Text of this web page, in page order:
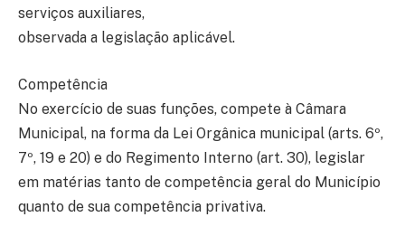
serviços auxiliares,
observada a legislação aplicável.
Competência
No exercício de suas funções, compete à Câmara
Municipal, na forma da Lei Orgânica municipal (arts. 6º,
7º, 19 e 20) e do Regimento Interno (art. 30), legislar
em matérias tanto de competência geral do Município
quanto de sua competência privativa.